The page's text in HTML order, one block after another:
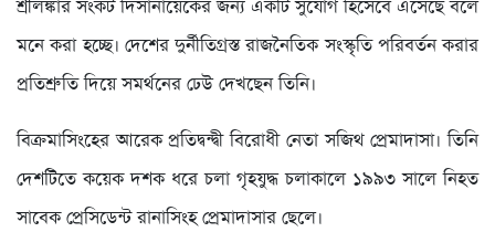
শ্রীলঙ্কার সংকট দিসানায়েকের জন্য একটি সুযোগ হিসেবে এসেছে বলে
মনে করা হচ্ছে। দেশের দুর্নীতিগ্রস্ত রাজনৈতিক সংস্কৃতি পরিবর্তন করার
প্রতিশ্রুতি দিয়ে সমর্থনের ঢেউ দেখছেন তিনি।
বিক্রমাসিংহের আরেক প্রতিদ্বন্দ্বী বিরোধী নেতা সজিথ প্রেমাদাসা। তিনি
দেশটিতে কয়েক দশক ধরে চলা গৃহযুদ্ধ চলাকালে ১৯৯৩ সালে নিহত
সাবেক প্রেসিডেন্ট রানাসিংহ প্রেমাদাসার ছেলে।